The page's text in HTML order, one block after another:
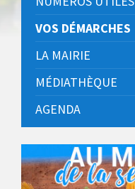
VOS DÉMARCHES
LA MAIRIE
MÉDIATHÈQUE
AGENDA